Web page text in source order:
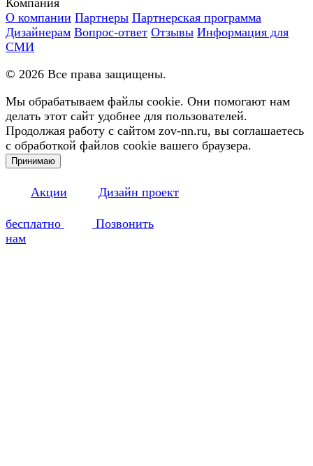
О компании Партнеры Партнерская программа
Дизайнерам Вопрос-ответ Отзывы Информация для
СМИ
© 2026 Все права защищены.
Мы обрабатываем файлы cookie. Они помогают нам
делать этот сайт удобнее для пользователей.
Продолжая работу с сайтом zov-nn.ru, вы соглашаетесь
с обработкой файлов cookie вашего браузера.
Принимаю
Акции Дизайн проект
бесплатно
Позвонить
нам